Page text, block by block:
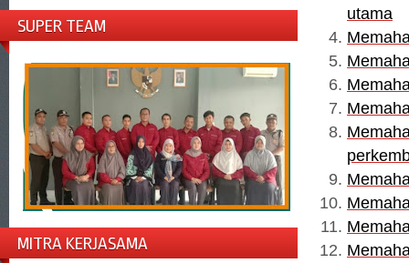
SUPER TEAM
MITRA KERJASAMA
utama